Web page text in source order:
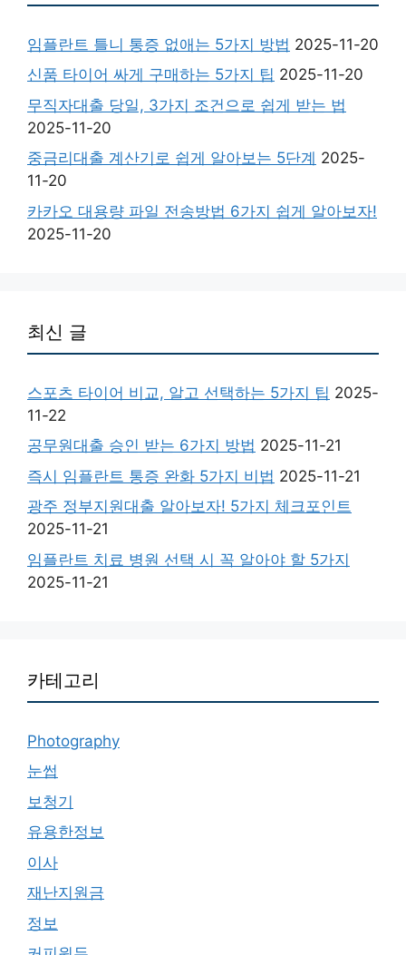
임플란트 틀니 통증 없애는 5가지 방법 2025-11-20
신품 타이어 싸게 구매하는 5가지 팁 2025-11-20
무직자대출 당일, 3가지 조건으로 쉽게 받는 법
2025-11-20
중금리대출 계산기로 쉽게 알아보는 5단계 2025-
11-20
카카오 대용량 파일 전송방법 6가지 쉽게 알아보자!
2025-11-20
최신 글
스포츠 타이어 비교, 알고 선택하는 5가지 팁 2025-
11-22
공무원대출 승인 받는 6가지 방법 2025-11-21
즉시 임플란트 통증 완화 5가지 비법 2025-11-21
광주 정부지원대출 알아보자! 5가지 체크포인트
2025-11-21
임플란트 치료 병원 선택 시 꼭 알아야 할 5가지
2025-11-21
카테고리
Photography
눈썹
보청기
유용한정보
이사
재난지원금
정보